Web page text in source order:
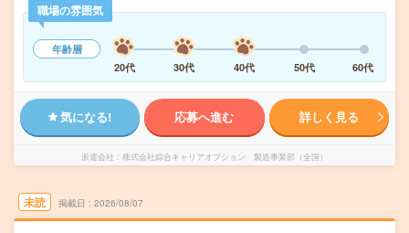
職場の雰囲気
年齢層
20代
30代 40代 50代 60代
気になる! 応募へ進む 詳しく見る
派遣会社 株式会社綜合キャリアオプション 製造事業部（全国）
未読 掲載日 2026/08/07